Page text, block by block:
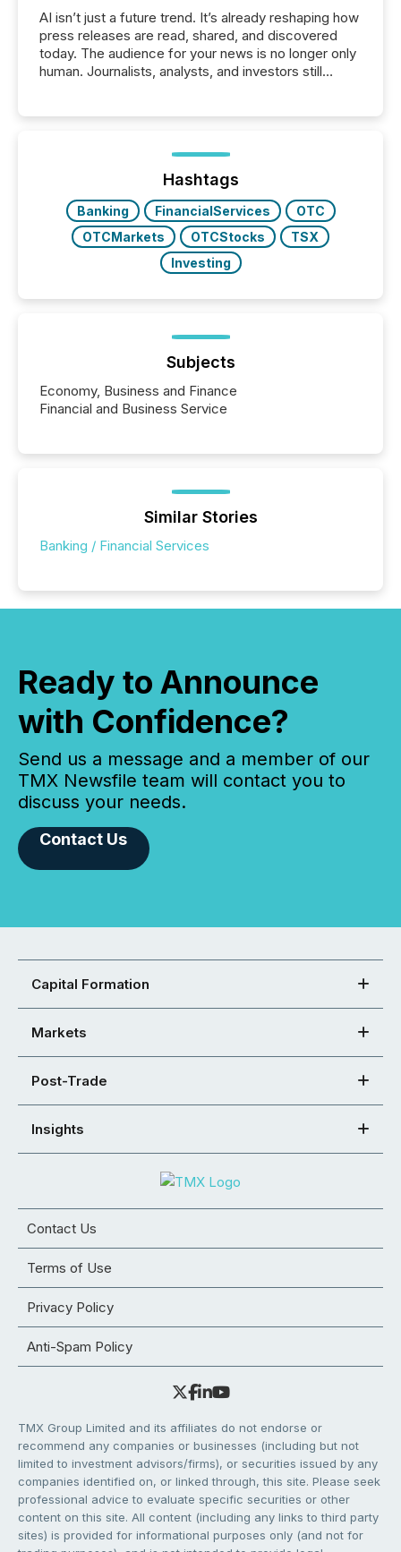
AI isn’t just a future trend. It’s already reshaping how
press releases are read, shared, and discovered
today. The audience for your news is no longer only
human. Journalists, analysts, and investors still
function (McKinsey, 2025) 92% of Fortune 500
companies are using OpenAI's technology...
Hashtags
Banking FinancialServices
OTC
OTCMarkets
OTCStocks
TSX
Investing
Subjects
Economy, Business and Finance
Financial and Business Service
Similar Stories
Banking / Financial Services
Ready to Announce
with Confidence?
Send us a message and a member of our
TMX Newsfile team will contact you to
discuss your needs.
Contact Us
Capital Formation
Markets
Post-Trade
Insights
Contact Us
Terms of Use
Privacy Policy
Anti-Spam Policy
TMX Group Limited and its affiliates do not endorse or
recommend any companies or businesses (including but not
limited to investment advisors/firms), or securities issued by any
companies identified on, or linked through, this site. Please seek
professional advice to evaluate specific securities or other
content on this site. All content (including any links to third party
sites) is provided for informational purposes only (and not for